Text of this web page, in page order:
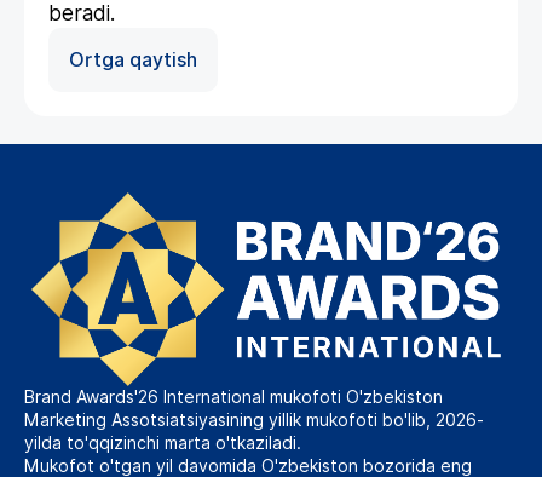
beradi.
Ortga qaytish
Brand Awards'26 International mukofoti O'zbekiston
Marketing Assotsiatsiyasining yillik mukofoti bo'lib, 2026-
yilda to'qqizinchi marta o'tkaziladi.
Mukofot o'tgan yil davomida O'zbekiston bozorida eng